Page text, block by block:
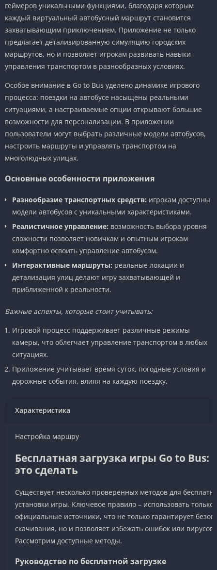
геймеров уникальными функциями, благодаря которым
каждый виртуальный автобусный маршрут становится
захватывающим приключением. Приложение не только
предлагает детализированную симуляцию городских
маршрутов, но и позволяет игрокам развивать навыки
управления транспортом в разнообразных условиях.
Особое внимание в Go to Bus уделено динамике игрового
процесса: поездки на автобусе насыщены реальными
ситуациями, а настраиваемые опции открывают большие
возможности для персонализации. В приложении
пользователи могут выбрать различные модели автобусов,
настроить маршруты и управлять транспортом на
многолюдных улицах.
Основные особенности приложения
Разнообразие транспортных средств: игрокам доступны
модели автобусов с уникальными характеристиками.
Реалистичное управление: возможность выбора уровня
сложности позволяет новичкам и опытным игрокам
комфортно освоить управление автобусом.
Интерактивные маршруты: реальные локации и
детализация улиц делают игру захватывающей и
приближенной к реальности.
Важные аспекты, которые стоит учитывать:
Игровой процесс поддерживает различные режимы
камеры, что облегчает управление транспортом в любых
ситуациях.
Приложение учитывает время суток, погодные условия и
дорожные события, влияя на каждую поездку.
Характеристика
Настройка маршру
Бесплатная загрузка игры Go to Bus:
это сделать
Существует несколько проверенных методов для
установки игры. Ключевое правило – использовать только
официальные источники, что не только гарантирует
скачивания, но и позволяет избежать ошибок или вирусов.
Рассмотрим доступные методы.
Руководство по бесплатной загрузке